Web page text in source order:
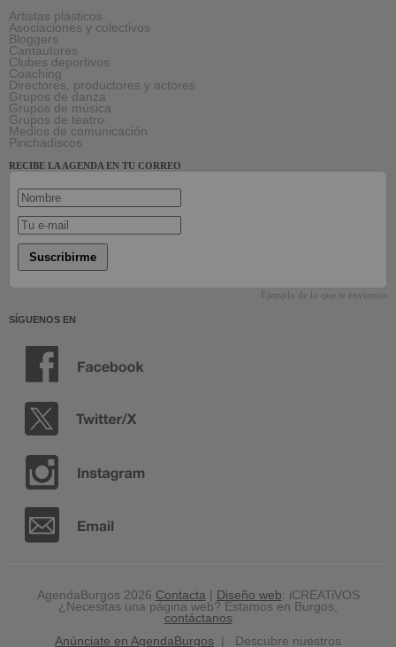
Artistas plásticos
Asociaciones y colectivos
Bloggers
Cantautores
Clubes deportivos
Coaching
Directores, productores y actores
Grupos de danza
Grupos de música
Grupos de teatro
Medios de comunicación
Pinchadiscos
RECIBE LA AGENDA EN TU CORREO
Suscribirme
Ejemplo de lo que te enviamos
SÍGUENOS EN
AgendaBurgos 2026 Contacta| Diseño web: iCREATiVOS
¿Necesitas una página web? Estamos en Burgos,
contáctanos
Anúnciate en AgendaBurgos | Descubre nuestros